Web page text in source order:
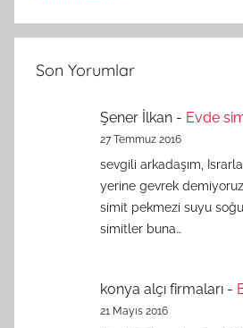
Son Yorumlar
Şener İlkan - Evde
27 Temmuz 2016
sevgili arkadaşım,
yerine gevrek
simit pekmezi suyu
simitler buna…
konya alçı firmaları -
21 Mayıs 2016